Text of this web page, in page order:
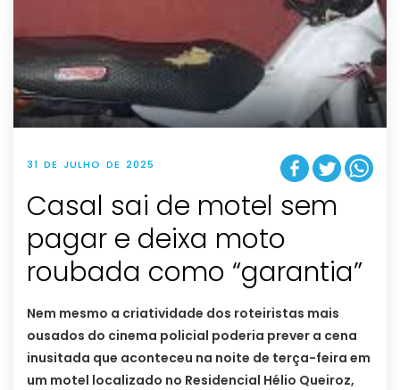
31 DE JULHO DE 2025
Casal sai de motel sem
pagar e deixa moto
roubada como “garantia”
Nem mesmo a criatividade dos roteiristas mais
ousados do cinema policial poderia prever a cena
inusitada que aconteceu na noite de terça-feira em
um motel localizado no Residencial Hélio Queiroz,